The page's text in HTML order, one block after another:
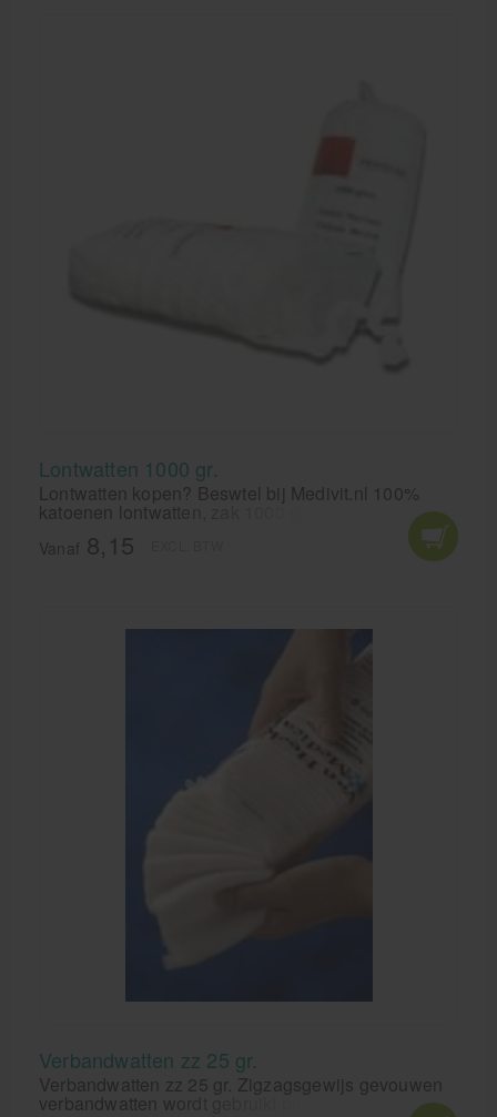
Lontwatten 1000 gr.
Lontwatten kopen? Beswtel bij Medivit.nl 100%
katoenen lontwatten, zak 1000 gram
Vanaf 8,15
Verbandwatten zz 25 gr.
Verbandwatten zz 25 gr. Zigzagsgewijs gevouwen
verbandwatten wordt gebruikt bij reiniging en